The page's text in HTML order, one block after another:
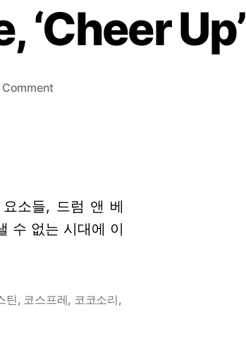
Up’
Comment
요소들, 드럼 앤 베
수 없는 시대에 이
틴, 코스프레, 코코소리,